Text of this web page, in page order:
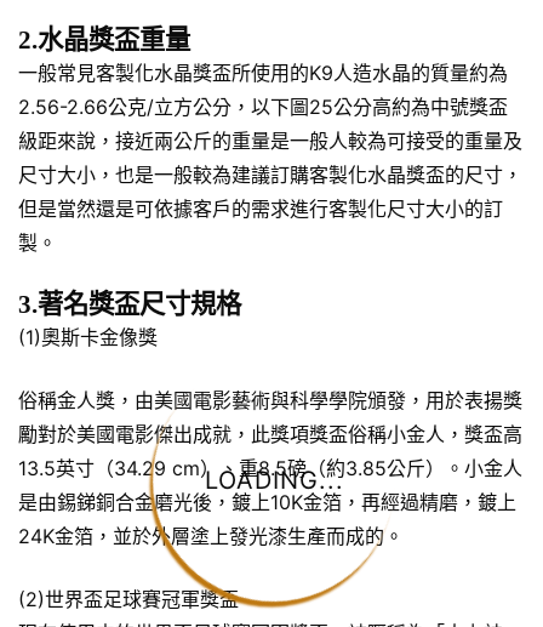
LOADING...
2.水晶獎盃重量
一般常見客製化水晶獎盃所使用的K9人造水晶的質量約為
2.56-2.66公克/立方公分，以下圖25公分高約為中號獎盃
級距來說，接近兩公斤的重量是一般人較為可接受的重量及
尺寸大小，也是一般較為建議訂購客製化水晶獎盃的尺寸，
但是當然還是可依據客戶的需求進行客製化尺寸大小的訂
製。
3.著名獎盃尺寸規格
(1)奧斯卡金像獎
俗稱金人獎，由美國電影藝術與科學學院頒發，用於表揚獎
勵對於美國電影傑出成就，此獎項獎盃俗稱小金人，獎盃高
13.5英寸（34.29 cm）、重8.5磅（約3.85公斤）。小金人
是由錫銻銅合金磨光後，鍍上10K金箔，再經過精磨，鍍上
24K金箔，並於外層塗上發光漆生產而成的。
(2)世界盃足球賽冠軍獎盃